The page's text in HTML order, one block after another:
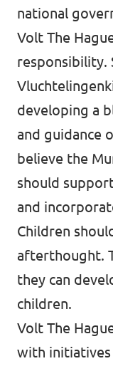
national
Volt The
responsibility.
developing a
and guidance
believe the
should
and
Children
afterthought.
they can
children.
Volt The
with initiatives